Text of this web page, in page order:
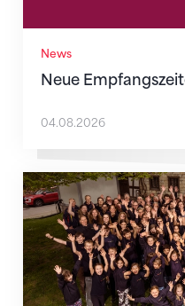
News
Neue
04.08.2026
Mitmachen ist